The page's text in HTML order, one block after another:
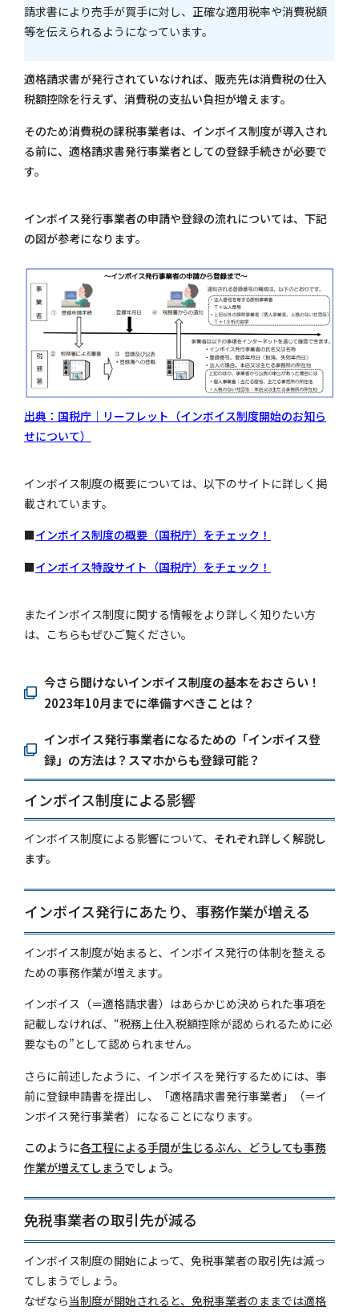
請求書により売手が買手に対し、正確な適用税率や消費税額
等を伝えられるようになっています。
適格請求書が発行されていなければ、販売先は消費税の仕入
税額控除を行えず、消費税の支払い負担が増えます。
そのため消費税の課税事業者は、インボイス制度が導入され
る前に、適格請求書発行事業者としての登録手続きが必要で
す。
インボイス発行事業者の申請や登録の流れについては、下記
の図が参考になります。
出典：国税庁｜リーフレット（インボイス制度開始のお知ら
せについて）
インボイス制度の概要については、以下のサイトに詳しく掲
載されています。
■インボイス制度の概要（国税庁）をチェック！
■インボイス特設サイト（国税庁）をチェック！
またインボイス制度に関する情報をより詳しく知りたい方
は、 こちらもぜひご覧ください。
今さら聞けないインボイス制度の基本をおさらい！
2023年10月までに準備すべきことは？
インボイス発行事業者になるための「インボイス登
録」の方法は？スマホからも登録可能？
インボイス制度による影響
インボイス制度による影響について、 それぞれ詳しく解説し
ます。
インボイス発行にあたり、事務作業が増える
インボイス制度が始まると、インボイス発行の体制を整える
ための事務作業が増えます。
インボイス（＝適格請求書）はあらかじめ決められた事項を
記載しなければ、“税務上仕入税額控除が認められるために必
要なもの”として認められません。
さらに前述したように、インボイスを発行するためには、事
前に登録申請書を提出し、「適格請求書発行事業者」（＝イ
ンボイス発行事業者）になることになります。
このように各工程による手間が生じるぶん、どうしても事務
作業が増えてしまうでしょう。
免税事業者の取引先が減る
インボイス制度の開始によって、免税事業者の取引先は減っ
てしまうでしょう。
なぜなら当制度が開始されると、免税事業者のままでは適格